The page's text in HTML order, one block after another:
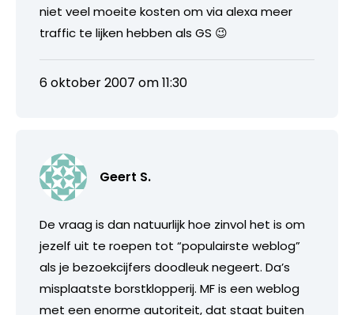
niet veel moeite kosten om via alexa meer
traffic te lijken hebben als GS 😉
6 oktober 2007 om 11:30
Geert S.
De vraag is dan natuurlijk hoe zinvol het is om
jezelf uit te roepen tot “populairste weblog”
als je bezoekcijfers doodleuk negeert. Da’s
misplaatste borstklopperij. MF is een weblog
met een enorme autoriteit, dat staat buiten